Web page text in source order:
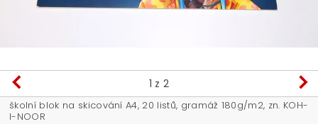
1 z 2
školní blok na skicování A4, 20 listů, gramáž 180g/m2, zn. KOH-
I-NOOR